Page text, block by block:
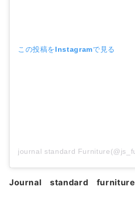
この投稿をInstagramで見る
Journal standard furniture